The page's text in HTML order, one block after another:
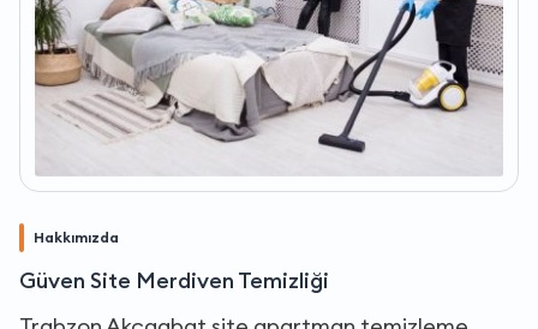
Hakkımızda
Güven Site Merdiven Temizliği